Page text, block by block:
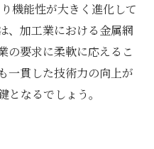
機能性が大きく進化して
、加工業における金属網
の要求に柔軟に応えるこ
一貫した技術力の向上が
なるでしょう。